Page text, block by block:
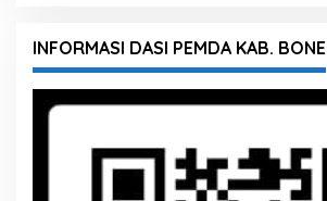
INFORMASI DASI PEMDA KAB. BONE